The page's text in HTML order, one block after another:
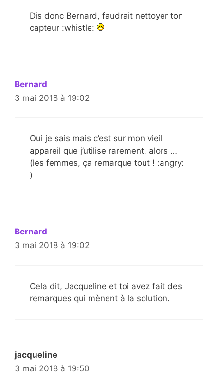
Dis donc Bernard, faudrait nettoyer ton
capteur :whistle:
Bernard
3 mai 2018 à 19:02
Oui je sais mais c’est sur mon vieil
appareil que j’utilise rarement, alors …
(les femmes, ça remarque tout ! :angry:
)
Bernard
3 mai 2018 à 19:02
Cela dit, Jacqueline et toi avez fait des
remarques qui mènent à la solution.
jacqueline
3 mai 2018 à 19:50